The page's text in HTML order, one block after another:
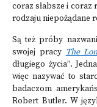
coraz słabsze i coraz
rodzaju niepożądane
Są też próby
swojej pracy The
długiego życia”.
więc nazywać to
badaczom
Robert Butler. W